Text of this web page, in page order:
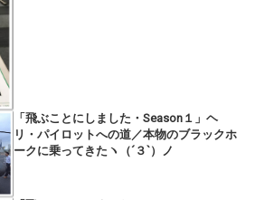
「飛ぶことにしました・Season１」ヘ
リ・パイロットへの道／本物のブラックホ
ークに乗ってきたヽ（´３`）ノ